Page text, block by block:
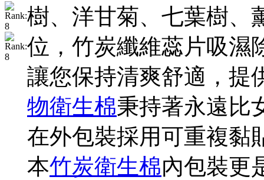
樹、洋甘菊、七葉樹、
位，竹炭纖維蕊片吸濕
讓您保持清爽舒適，提
物衛生棉秉持著永遠比
在外包裝採用可重複黏
本竹炭衛生棉內包裝更